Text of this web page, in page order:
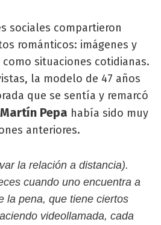
sociales compartieron
románticos: imágenes y
situaciones cotidianas.
la modelo de 47 años
que se sentía y remarcó
Martín Pepa había sido muy
anteriores.
la relación a distancia).
cuando uno encuentra a
la pena, que tiene ciertos
videollamada, cada